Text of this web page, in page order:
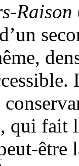
Raison
qui fait
être